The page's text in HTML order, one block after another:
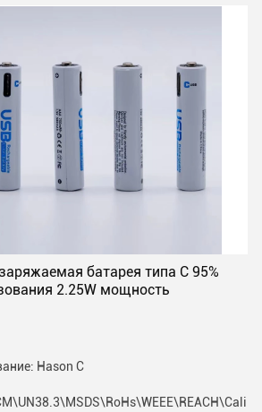
батарея типа C 95%
2.25W мощность
Hason C